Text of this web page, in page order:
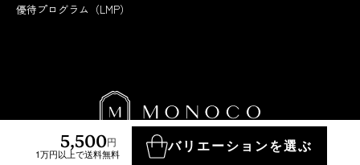
5,500円
1万円以上で送料無料
バリエーションを選ぶ
優待プログラム（LMP）
MONOCO INC.